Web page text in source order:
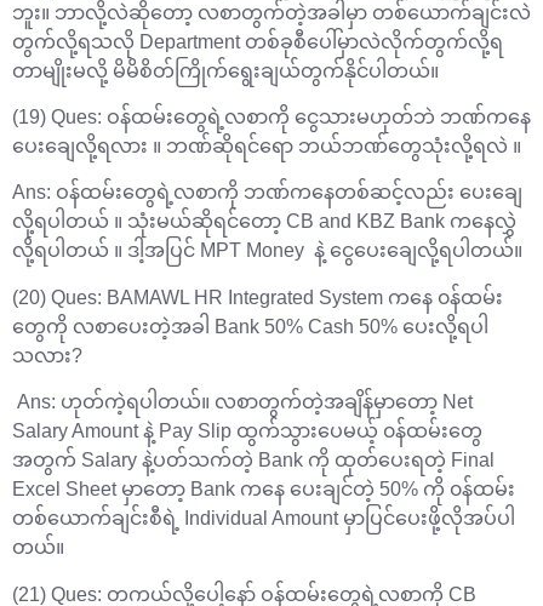
ဘူး။ ဘာလို့လဲဆိုတော့ လစာတွက်တဲ့အခါမှာ တစ်ယောက်ချင်းလဲ
တွက်လို့ရသလို Department တစ်ခုစီပေါ်မှာလဲလိုက်တွက်လို့ရ
တာမျိုးမလို့ မိမိစိတ်ကြိုက်ရွေးချယ်တွက်နိုင်ပါတယ်။
(19) Ques: ဝန်ထမ်းတွေရဲ့လစာကို ငွေသားမဟုတ်ဘဲ ဘဏ်ကနေ
ပေးချေလို့ရလား ။ ဘဏ်ဆိုရင်ရော ဘယ်ဘဏ်တွေသုံးလို့ရလဲ ။
‌Ans: ဝန်ထမ်းတွေရဲ့လစာကို ဘဏ်ကနေတစ်ဆင့်လည်း ပေးချေ
လို့ရပါတယ် ။ သုံးမယ်ဆိုရင်တော့ CB and KBZ Bank ကနေလွှဲ
လို့ရပါတယ် ။ ဒါ့အပြင် MPT Money နဲ့ ငွေပေးချေလို့ရပါတယ်။
(20) Ques: BAMAWL HR Integrated System ကနေ ၀န်ထမ်း
တွေကို လစာပေးတဲ့အခါ Bank 50% Cash 50% ပေးလို့ရပါ
သလား?
Ans: ဟုတ်ကဲ့ရပါတယ်။ လစာတွက်တဲ့အချိန်မှာတော့ Net
Salary Amount နဲ့ Pay Slip ထွက်သွားပေမယ့် ၀န်ထမ်းတွေ
အတွက် Salary နဲ့ပတ်သက်တဲ့ Bank ကို ထုတ်ပေးရတဲ့ Final
Excel Sheet မှာတော့ Bank ကနေ ပေးချင်တဲ့ 50% ကို ၀န်ထမ်း
တစ်ယောက်ချင်းစီရဲ့ Individual Amount မှာပြင်ပေးဖို့လိုအပ်ပါ
တယ်။
(21) Ques: တကယ်လို့ပေါ့နော် ဝန်ထမ်းတွေရဲ့လစာကို CB